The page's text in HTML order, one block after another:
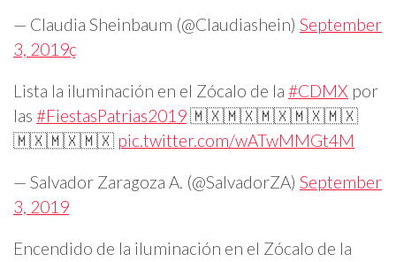
— Claudia Sheinbaum (@Claudiashein) September
3, 2019ç
Lista la iluminación en el Zócalo de la #CDMX por
las #FiestasPatrias2019🇲🇽🇲🇽🇲🇽🇲🇽🇲🇽
🇲🇽🇲🇽🇲🇽 pic.twitter.com/wATwMMGt4M
— Salvador Zaragoza A. (@SalvadorZA) September
3, 2019
Encendido de la iluminación en el Zócalo de la